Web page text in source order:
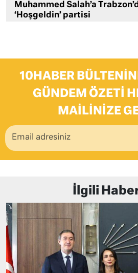
Muhammed Salah’a
‘Hoşgeldin’ partisi
10HABER
GÜNDEM ÖZETI
MAILINIZE
İlgili